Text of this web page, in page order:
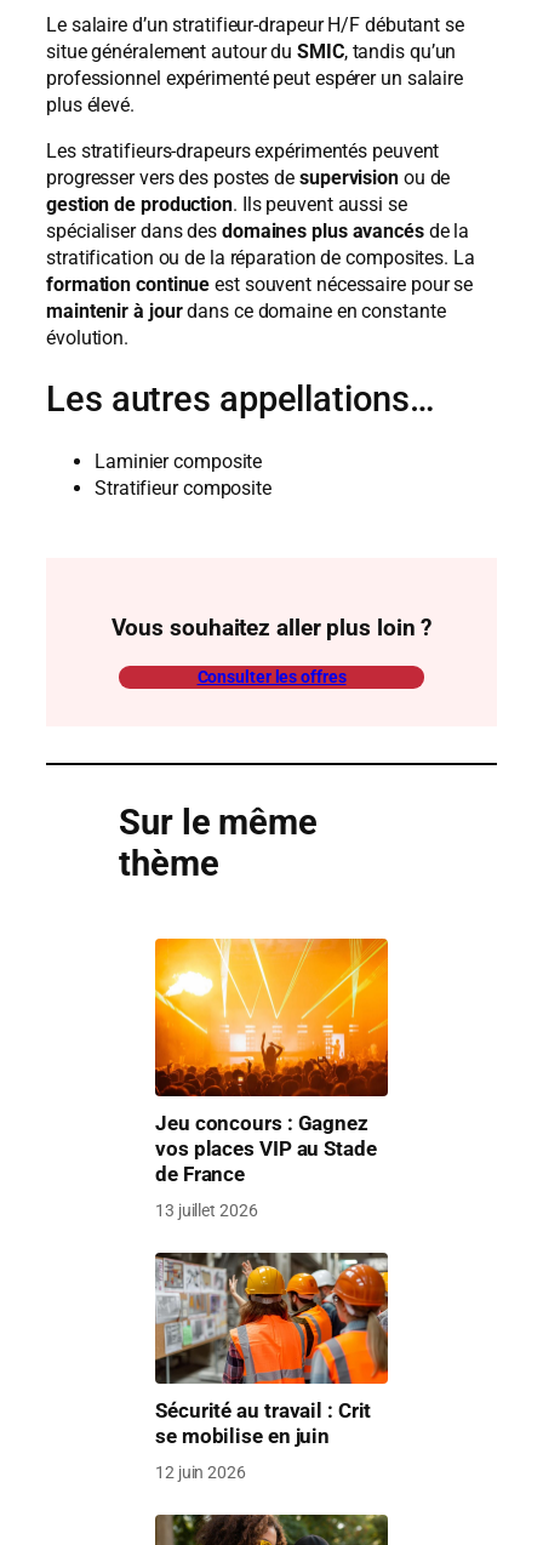
Le salaire d’un stratifieur-drapeur H/F débutant se
situe généralement autour duSMIC, tandis qu’un
professionnel expérimenté peut espérer un salaire
plus élevé.
Les stratifieurs-drapeurs expérimentés peuvent
progresser vers des postes de supervisionou de
gestion de production. Ils peuvent aussi se
spécialiser dans des domaines plus avancésde la
stratification ou de la réparation de composites. La
formation continue est souvent nécessaire pour se
maintenir à jourdans ce domaine en constante
évolution.
Les autres appellations…
Laminier composite
Stratifieur composite
Vous souhaitez aller plus loin ?
Consulter les offres
Sur le même
thème
Jeu concours : Gagnez
vos places VIP au Stade
de France
13 juillet 2026
Sécurité au travail : Crit
se mobilise en juin
12 juin 2026